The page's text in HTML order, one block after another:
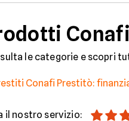
le categorie e scopri
Conafi Prestitò:
il nostro servizio: